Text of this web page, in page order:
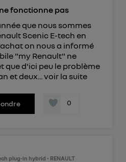
fonctionne pas
que nous sommes
Scenic E-tech en
on nous a informé
"my Renault" ne
que d'ici peu le problème
et deux... voir la suite
0
plug-in hybrid - RENAULT